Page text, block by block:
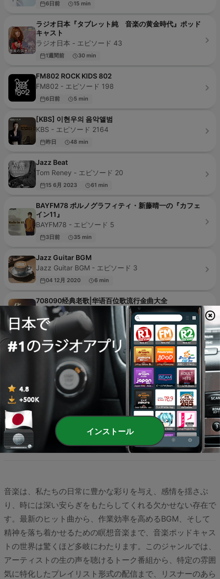
6日前 15 min
ラジオ日本『タブレット純 音楽の黄金時代』ポッド
キャスト
ラジオ日本 - エピソード 43
1週間前 30 min
FM802 ROCK KIDS 802
FM802 - エピソード 198
6日前 5 min
[KBS] 이현우의 음악앨범
KBS - エピソード 2164
昨日 48 min
Jazz Beat
Tom Reney - エピソード 20
15 6月 2023 61 min
BAYFM78 ポルノグラフィティ・新藤晴一の『カフェ
イン11』
BAYFM78 - エピソード 5
3日前 35 min
Jazz Guitar BGM
Jazz Guitar BGM - エピソード 3
04 12月 2020 6 min
708090经典老歌|华语百位歌流行金曲大全
南柚情感 - エピソード 773
17 5月 2026 4 min
BAYFM78 TERU (GLAY)の『TERU ME NIGHT
GLAY』
BAYFM78 - エピソード 5
32 min
/
音楽は、私たちの日常に豊かな彩りを与え、感情を揺さぶ
り、時には深い安らぎをもたらしてくれる欠かせない存在で
す。最新のヒット曲から、作業効率を高めるBGM、そして
精神を落ち着かせるための瞑想音楽まで、音楽ポッドキャス
トの世界は驚くほど多岐にわたります。このジャンルでは、
アーティストの生の声を聴けるトーク番組から、特定の雰囲
気に特化したプレイリスト形式の配信まで、リスナーのあら
インストール